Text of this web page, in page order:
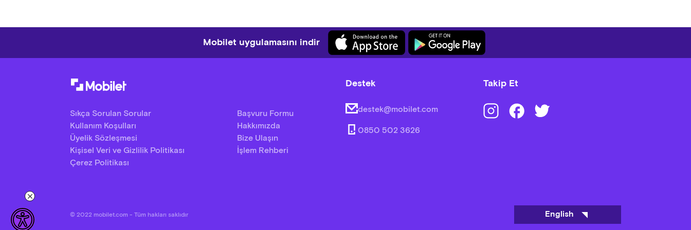
Ekmek, Simit, Poğaça, Sade Açma ve Sınırsız Çay.
Pakete; ulaşım ücreti, müze girişi ve rehberlik hizmeti dahildir.
Mobilet uygulamasını indir
Sıkça Sorulan Sorular
Kullanım Koşulları
Üyelik Sözleşmesi
Kişisel Veri ve Gizlilik Politikası
Çerez Politikası
Başvuru Formu
Hakkımızda
Bize Ulaşın
İşlem Rehberi
Destek
destek@mobilet.com
0850 502 3626
Takip Et
© 2022 mobilet.com - Tüm hakları saklıdır English